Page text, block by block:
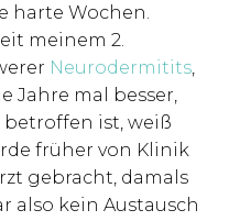
harte Wochen.
meinem 2.
Neurodermitits
Jahre mal besser,
betroffen ist, weiß
früher von Klinik
gebracht, damals
also kein Austausch